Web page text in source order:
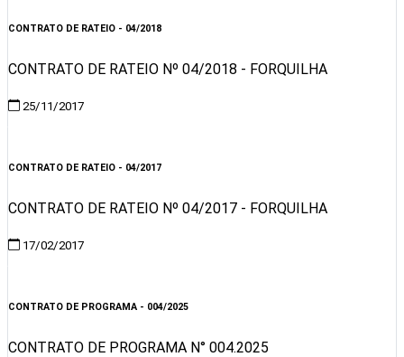
CONTRATO DE RATEIO - 04/2018
CONTRATO DE RATEIO Nº 04/2018 - FORQUILHA
25/11/2017
CONTRATO DE RATEIO - 04/2017
CONTRATO DE RATEIO Nº 04/2017 - FORQUILHA
17/02/2017
CONTRATO DE PROGRAMA - 004/2025
CONTRATO DE PROGRAMA N° 004.2025